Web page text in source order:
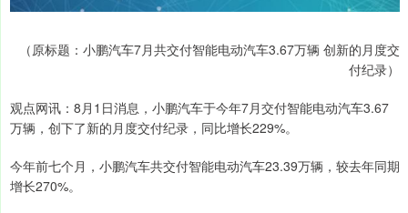
（原标题：小鹏汽车7月共交付智能电动汽车3.67万辆 创新的月度交
付纪录）
观点网讯：8月1日消息，小鹏汽车于今年7月交付智能电动汽车3.67
万辆，创下了新的月度交付纪录，同比增长229%。
今年前七个月，小鹏汽车共交付智能电动汽车23.39万辆，较去年同期
增长270%。